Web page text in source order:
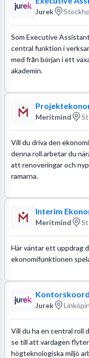
Jurek
Som Executive
central funktion i
med från början i ett
akademin.
Meritmind
Vill du driva den
denna roll arbetar du
att renoveringar och
ramarna.
Interim
Meritmind
Här väntar ett uppdrag
ekonomifunktionen
Jurek
Vill du ha en central roll
se till att vardagen
högteknologiska miljö